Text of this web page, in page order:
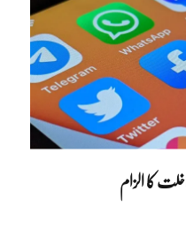
کا الزام